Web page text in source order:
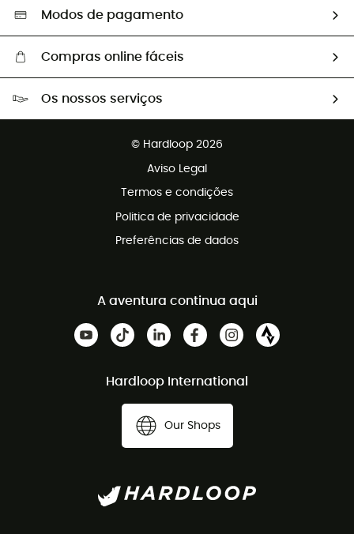
Seleção eco-responsável
Modos de pagamento
Compras online fáceis
Devoluções gratuitas em 100 dias
Os nossos serviços
© Hardloop 2026
Aviso Legal
Termos e condições
Politica de privacidade
Preferências de dados
A aventura continua aqui
Hardloop International
Our Shops